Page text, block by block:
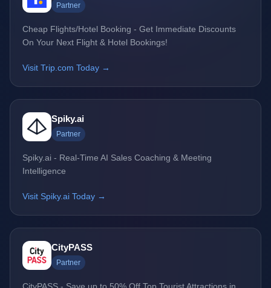
Partner
Cheap Flights/Hotel Booking - Get Immediate Discounts
On Your Next Flight & Hotel Bookings!
Visit Trip.com Today →
Spiky.ai
Partner
Spiky.ai - Real-Time AI Sales Coaching & Meeting
Intelligence
Visit Spiky.ai Today →
CityPASS
Partner